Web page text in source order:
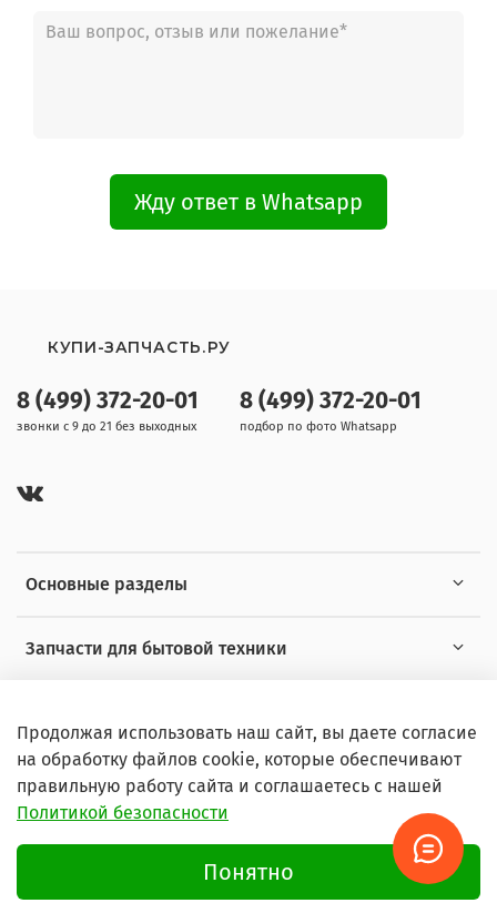
Жду ответ в Whatsapp
Основные разделы
Запчасти для бытовой техники
8 (499) 372-20-01
звонки с 9 до 21 без выходных
8 (499) 372-20-01
подбор по фото Whatsapp
КУПИ-ЗАПЧАСТЬ.РУ
© 2026 Любое использование контента без письменного
Продолжая использовать наш сайт, вы даете согласие
на обработку файлов cookie, которые обеспечивают
правильную работу сайта и соглашаетесь с нашей
Политикой безопасности
Понятно